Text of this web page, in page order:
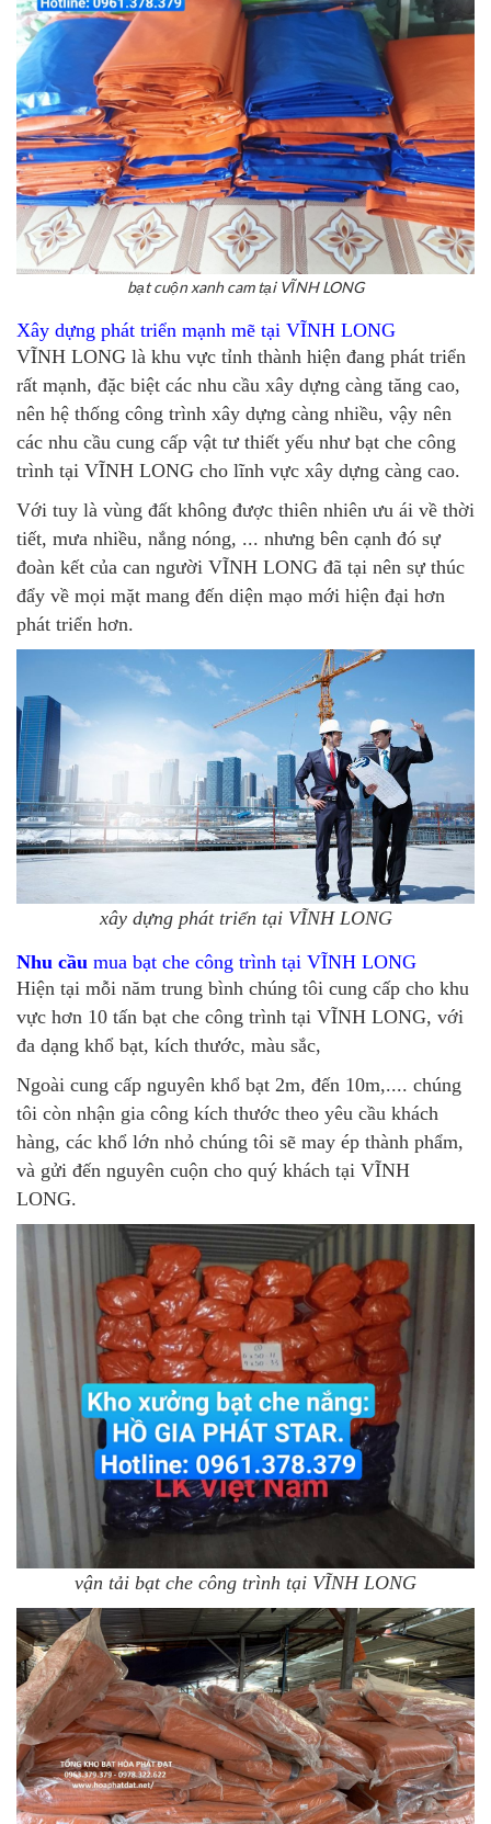
bạt cuộn xanh cam tại VĨNH LONG
Xây dựng phát triển mạnh mẽ tại VĨNH LONG
VĨNH LONG là khu vực tỉnh thành hiện đang phát triển
rất mạnh, đặc biệt các nhu cầu xây dựng càng tăng cao,
nên hệ thống công trình xây dựng càng nhiều, vậy nên
các nhu cầu cung cấp vật tư thiết yếu như bạt che công
trình tại VĨNH LONG cho lĩnh vực xây dựng càng cao.
Với tuy là vùng đất không được thiên nhiên ưu ái về thời
tiết, mưa nhiều, nắng nóng, ... nhưng bên cạnh đó sự
đoàn kết của can người VĨNH LONG đã tại nên sự thúc
đẩy về mọi mặt mang đến diện mạo mới hiện đại hơn
phát triển hơn.
xây dựng phát triển tại VĨNH LONG
Nhu cầu mua bạt che công trình tại VĨNH LONG
Hiện tại mỗi năm trung bình chúng tôi cung cấp cho khu
vực hơn 10 tấn bạt che công trình tại VĨNH LONG, với
đa dạng khổ bạt, kích thước, màu sắc,
Ngoài cung cấp nguyên khổ bạt 2m, đến 10m,.... chúng
tôi còn nhận gia công kích thước theo yêu cầu khách
hàng, các khổ lớn nhỏ chúng tôi sẽ may ép thành phẩm,
và gửi đến nguyên cuộn cho quý khách tại VĨNH
LONG.
vận tải bạt che công trình tại VĨNH LONG